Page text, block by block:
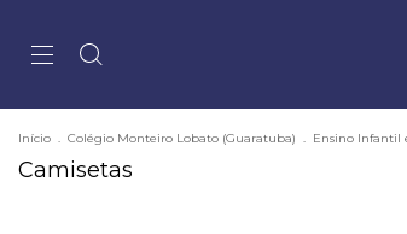
Início . Colégio Monteiro Lobato (Guaratuba) . Ensino Infantil
Camisetas